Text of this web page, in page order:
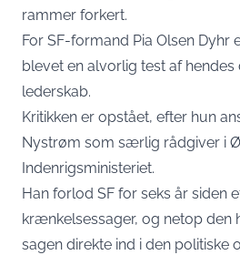
rammer forkert.
For SF-formand Pia Olsen Dyhr
blevet en alvorlig test af
lederskab.
Kritikken er opstået, efter hun
Nystrøm som særlig rådgiver i
Indenrigsministeriet.
Han forlod SF for seks år siden
krænkelsessager, og netop den
sagen direkte ind i den politiske